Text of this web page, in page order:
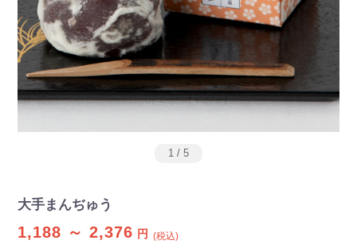
1 / 5
大手まんぢゅう
1,188 ～ 2,376 円 (税込)